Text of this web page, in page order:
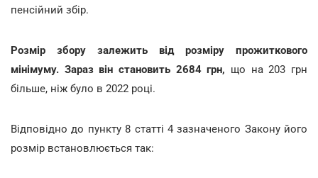
пенсійний збір.
Розмір збору залежить від розміру прожиткового
мінімуму. Зараз він становить 2684 грн, що на 203 грн
більше, ніж було в 2022 році.
Відповідно до пункту 8 статті 4 зазначеного Закону його
розмір встановлюється так: